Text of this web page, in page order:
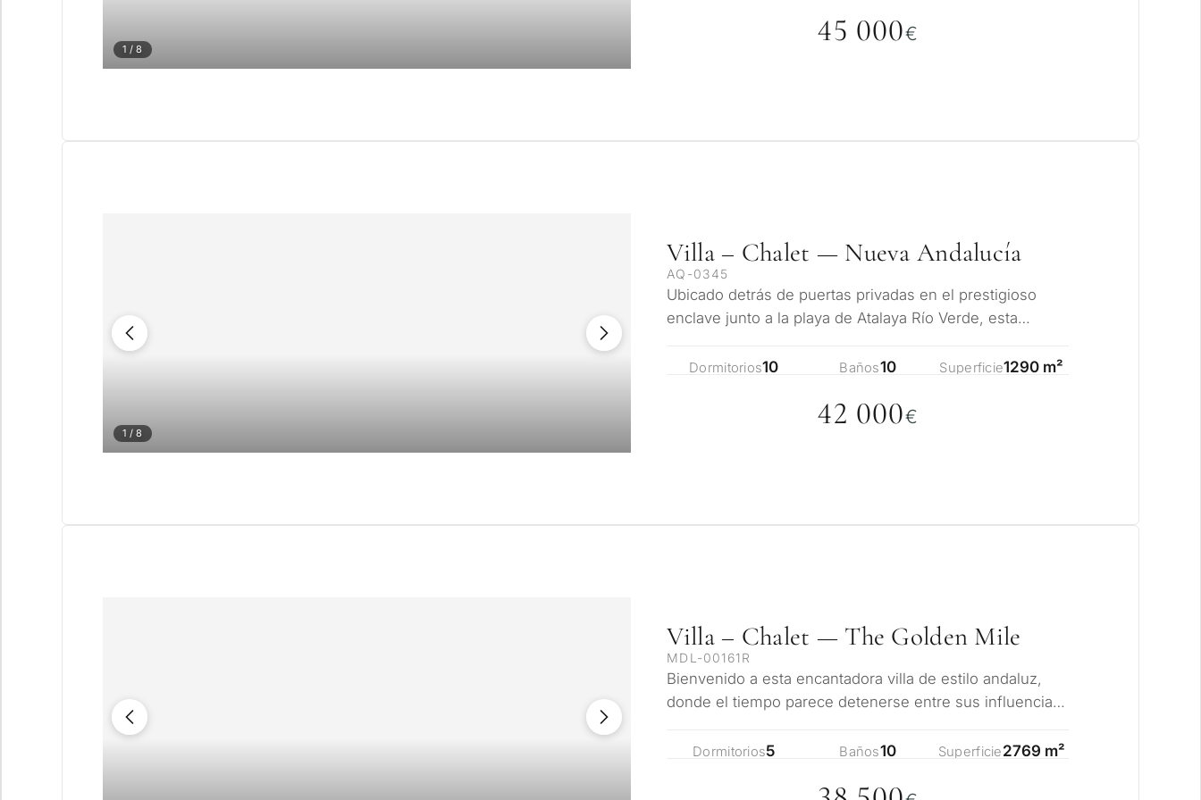
1 / 8
45 000€
1 / 8
Villa – Chalet — Nueva Andalucía
AQ-0345
Ubicado detrás de puertas privadas en el prestigioso
enclave junto a la playa de Atalaya Río Verde, esta
Dormitorios10 Baños10 Superficie1290 m²
42 000€
Villa – Chalet — The Golden Mile
MDL-00161R
Bienvenido a esta encantadora villa de estilo andaluz,
donde el tiempo parece detenerse entre sus influencias
Dormitorios5 Baños10 Superficie2769 m²